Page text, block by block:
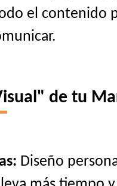
el contenido
de tu
Diseño